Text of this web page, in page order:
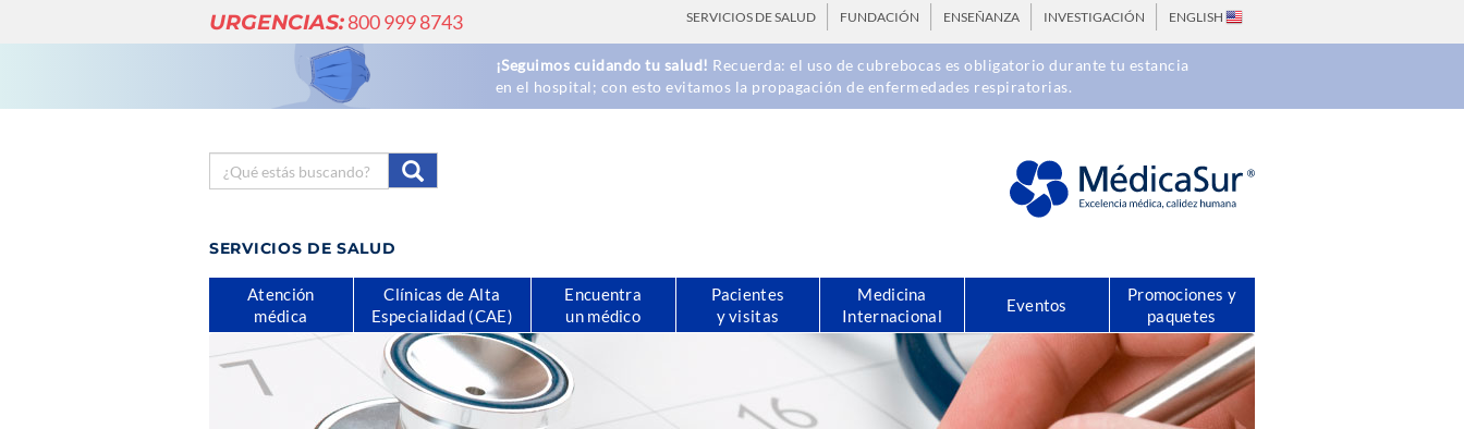
URGENCIAS:800 999 8743 SERVICIOS DE SALUD FUNDACIÓN ENSEÑANZA INVESTIGACIÓN ENGLISH
¡Seguimos cuidando tu salud! Recuerda: el uso de cubrebocas es obligatorio durante tu estancia
en el hospital; con esto evitamos la propagación de enfermedades respiratorias.
SERVICIOS DE SALUD
Atención
médica
Clínicas de Alta
Especialidad (CAE)
Encuentra
un médico
Pacientes
y visitas
Medicina
Internacional
Eventos
Promociones y
paquetes